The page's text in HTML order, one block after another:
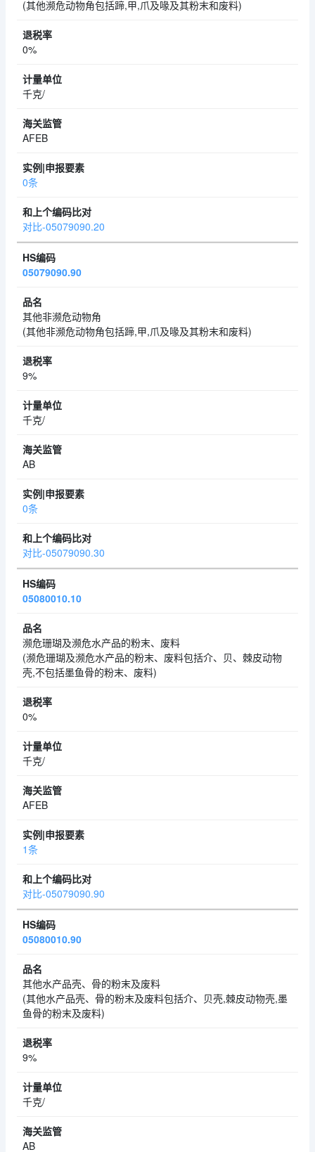
(其他濒危动物角包括蹄,甲,爪及喙及其粉末和废料)
0%
千克/
AFEB
0条
对比-05079090.20
05079090.90
其他非濒危动物角
(其他非濒危动物角包括蹄,甲,爪及喙及其粉末和废料)
9%
千克/
AB
0条
对比-05079090.30
05080010.10
濒危珊瑚及濒危水产品的粉末、废料
(濒危珊瑚及濒危水产品的粉末、废料包括介、贝、棘皮动物
壳,不包括墨鱼骨的粉末、废料)
0%
千克/
AFEB
1条
对比-05079090.90
05080010.90
其他水产品壳、骨的粉末及废料
(其他水产品壳、骨的粉末及废料包括介、贝壳,棘皮动物壳,墨
鱼骨的粉末及废料)
9%
千克/
AB